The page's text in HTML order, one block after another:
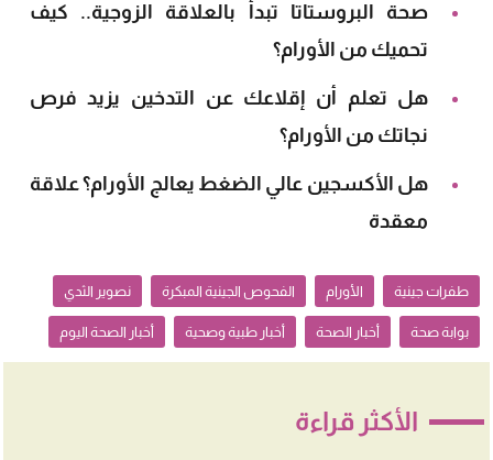
صحة البروستاتا تبدأ بالعلاقة الزوجية.. كيف
تحميك من الأورام؟
هل تعلم أن إقلاعك عن التدخين يزيد فرص
نجاتك من الأورام؟
هل الأكسجين عالي الضغط يعالج الأورام؟ علاقة
معقدة
طفرات جينية الأورام الفحوص الجينية المبكرة نصوير الثدي
بوابة صحة أخبار الصحة أخبار طبية وصحية أخبار الصحة اليوم
الأكثر قراءة